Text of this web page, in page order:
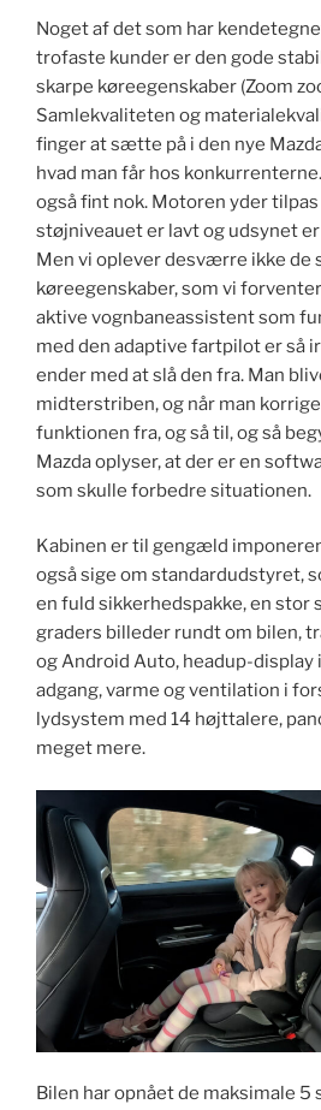
Noget af det som har
trofaste kunder er den gode
skarpe køreegenskaber (Zoom
Samlekvaliteten og
finger at sætte på i den nye
hvad man får hos
også fint nok. Motoren yder
støjniveauet er lavt og udsynet
Men vi oplever desværre ikke de
køreegenskaber, som vi
aktive vognbaneassistent som
med den adaptive fartpilot er så
ender med at slå den fra. Man
midterstriben, og når man
funktionen fra, og så til, og så
Mazda oplyser, at der er en
som skulle forbedre situationen.
Kabinen er til gengæld
også sige om standardudstyret,
en fuld sikkerhedspakke, en
graders billeder rundt om bilen,
og Android Auto, headup-
adgang, varme og ventilation i
lydsystem med 14 højttalere,
meget mere.
Bilen har opnået de maksimale 5